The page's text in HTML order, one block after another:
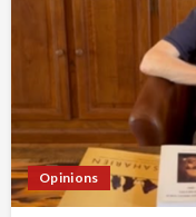
Opinions